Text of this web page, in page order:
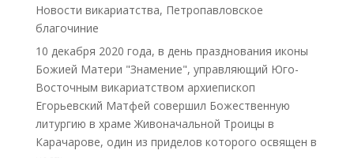
Новости викариатства, Петропавловское
благочиние
10 декабря 2020 года, в день празднования иконы
Божией Матери "Знамение", управляющий Юго-
Восточным викариатством архиепископ
Егорьевский Матфей совершил Божественную
литургию в храме Живоначальной Троицы в
Карачарове, один из приделов которого освящен в